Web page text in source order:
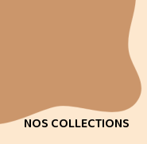
NOS COLLECTIONS